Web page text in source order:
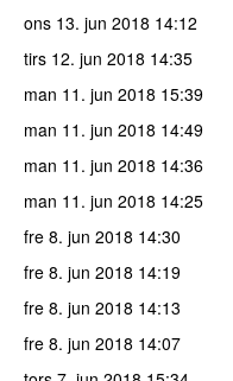
ons 13. jun 2018 14:12
tirs 12. jun 2018 14:35
man 11. jun 2018 15:39
man 11. jun 2018 14:49
man 11. jun 2018 14:36
man 11. jun 2018 14:25
fre 8. jun 2018 14:30
fre 8. jun 2018 14:19
fre 8. jun 2018 14:13
fre 8. jun 2018 14:07